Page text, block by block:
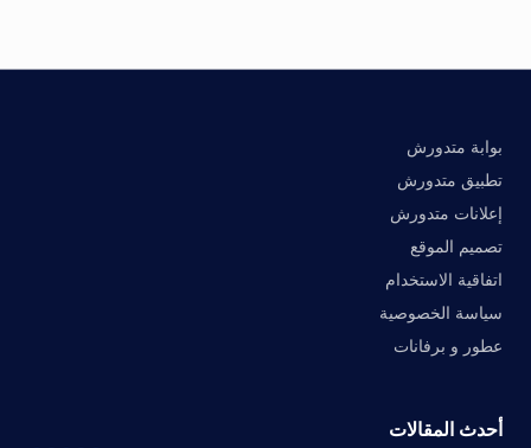
بوابة متدورش
تطبيق متدورش
إعلانات متدورش
تصميم الموقع
اتفاقية الاستخدام
سياسة الخصوصية
عطور و برفانات
أحدث المقالات